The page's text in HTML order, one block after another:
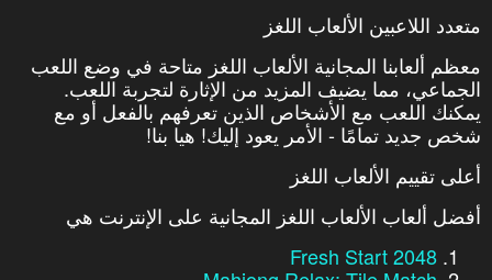
متعدد اللاعبين الألعاب اللغز
معظم ألعابنا المجانية الألعاب اللغز متاحة في وضع اللعب
الجماعي، مما يضيف المزيد من الإثارة لتجربة اللعب.
يمكنك اللعب مع الأشخاص الذين تعرفهم بالفعل أو مع
شخص جديد تمامًا - الأمر يعود إليك! هيا بنا!
أعلى تقييم الألعاب اللغز
أفضل ألعاب الألعاب اللغز المجانية على الإنترنت هي
2048 Fresh Start